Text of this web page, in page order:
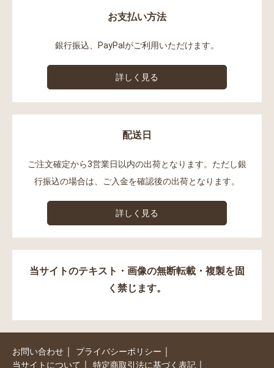
お支払い方法
銀行振込、PayPalがご利用いただけます。
詳しく見る
配送日
ご注文確定から3営業日以内の出荷となります。ただし銀
行振込の場合は、ご入金を確認後の出荷となります。
詳しく見る
当サイトのテキスト・画像の無断転載・複製を固
く禁じます。
お問い合わせ プライバシーポリシー
当サイトについて 特定商取引法に基づく表記